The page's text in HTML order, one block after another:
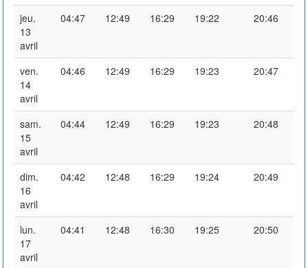
jeu.
13
avril
04:47 12:49 16:29 19:22 20:46
ven.
14
avril
04:46 12:49 16:29 19:23 20:47
sam.
15
avril
04:44 12:49 16:29 19:23 20:48
dim.
16
avril
04:42 12:48 16:29 19:24 20:49
lun.
17
avril
04:41 12:48 16:30 19:25 20:50